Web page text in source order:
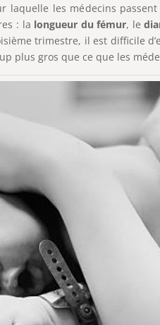
laquelle les médecins
: la longueur du fémur, le
trimestre, il est difficile
plus gros que ce que les